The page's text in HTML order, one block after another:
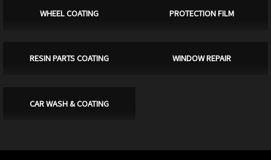
WHEEL COATING PROTECTION FILM
RESIN PARTS COATING WINDOW REPAIR
CAR WASH & COATING